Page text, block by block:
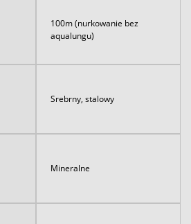
100m (nurkowanie bez
aqualungu)
Srebrny, stalowy
Mineralne